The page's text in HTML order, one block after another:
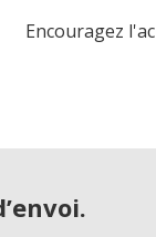
Encouragez